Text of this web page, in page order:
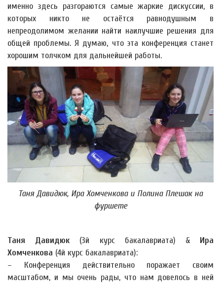
именно здесь разгораются самые жаркие дискуссии, в
которых никто не остаётся равнодушным в
непреодолимом желании найти наилучшие решения для
общей проблемы. Я думаю, что эта конференция станет
хорошим толчком для дальнейшей работы.
Таня Давидюк, Ира Хомченкова и Полина Плешак на
фуршете
Таня Давидюк (3й курс бакалавриата) & Ира
Хомченкова (4й курс бакалавриата):
– Конференция действительно поражает своим
масштабом, и мы очень рады, что нам довелось в ней